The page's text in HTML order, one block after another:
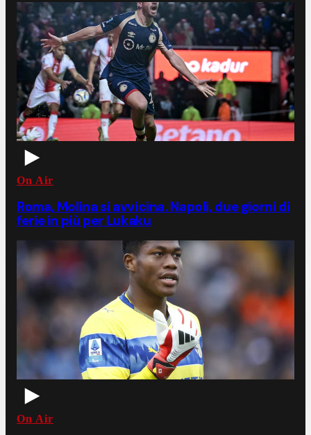
On Air
Roma, Molina si avvicina. Napoli, due giorni di
ferie in più per Lukaku
On Air